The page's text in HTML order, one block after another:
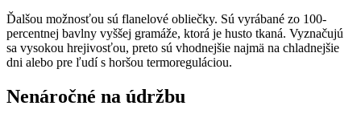
Ďalšou možnosťou sú flanelové obliečky. Sú vyrábané zo 100-
percentnej bavlny vyššej gramáže, ktorá je husto tkaná. Vyznačujú
sa vysokou hrejivosťou, preto sú vhodnejšie najmä na chladnejšie
dni alebo pre ľudí s horšou termoreguláciou.
Nenáročné na údržbu